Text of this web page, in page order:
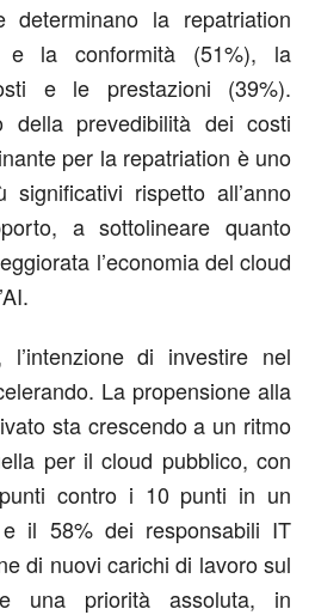
determinano la repatriation
e la conformità (51%), la
e le prestazioni (39%).
della prevedibilità dei costi
per la repatriation è uno
significativi rispetto all’anno
a sottolineare quanto
l’economia del cloud
di investire nel
La propensione alla
sta crescendo a un ritmo
per il cloud pubblico, con
contro i 10 punti in un
il 58% dei responsabili IT
di nuovi carichi di lavoro sul
una priorità assoluta, in